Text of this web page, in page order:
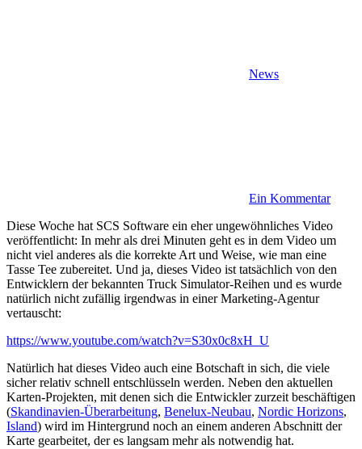
News
Ein Kommentar
Diese Woche hat SCS Software ein eher ungewöhnliches Video
veröffentlicht: In mehr als drei Minuten geht es in dem Video um
nicht viel anderes als die korrekte Art und Weise, wie man eine
Tasse Tee zubereitet. Und ja, dieses Video ist tatsächlich von den
Entwicklern der bekannten Truck Simulator-Reihen und es wurde
natürlich nicht zufällig irgendwas in einer Marketing-Agentur
vertauscht:
https://www.youtube.com/watch?v=S30x0c8xH_U
Natürlich hat dieses Video auch eine Botschaft in sich, die viele
sicher relativ schnell entschlüsseln werden. Neben den aktuellen
Karten-Projekten, mit denen sich die Entwickler zurzeit beschäftigen
(Skandinavien-Überarbeitung, Benelux-Neubau, Nordic Horizons,
Island) wird im Hintergrund noch an einem anderen Abschnitt der
Karte gearbeitet, der es langsam mehr als notwendig hat.